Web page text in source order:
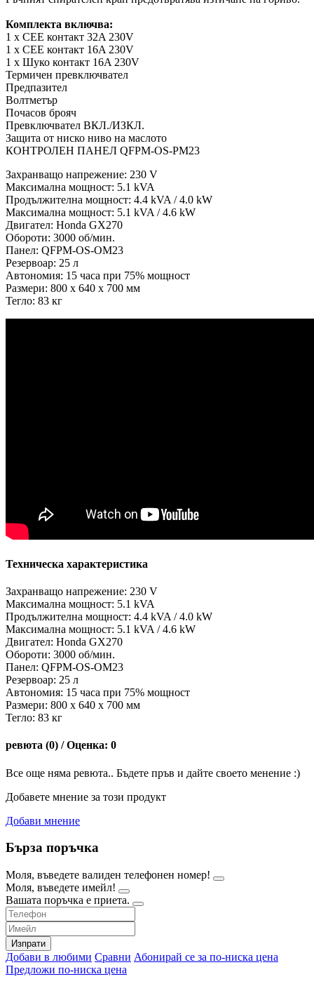
Комплекта включва:
1 x CEE контакт 32A 230V
1 x CEE контакт 16A 230V
1 x Шуко контакт 16A 230V
Термичен превключвател
Предпазител
Волтметър
Почасов брояч
Превключвател ВКЛ./ИЗКЛ.
Защита от ниско ниво на маслото
КОНТРОЛЕН ПАНЕЛ QFPM-OS-PM23
Захранващо напрежение: 230 V
Максимална мощност: 5.1 kVA
Продължителна мощност: 4.4 kVA / 4.0 kW
Максимална мощност: 5.1 kVA / 4.6 kW
Двигател: Honda GX270
Обороти: 3000 об/мин.
Панел: QFPM-OS-OM23
Резервоар: 25 л
Автономия: 15 часа при 75% мощност
Размери: 800 х 640 х 700 мм
Тегло: 83 кг
Техническа характеристика
Захранващо напрежение: 230 V
Максимална мощност: 5.1 kVA
Продължителна мощност: 4.4 kVA / 4.0 kW
Максимална мощност: 5.1 kVA / 4.6 kW
Двигател: Honda GX270
Обороти: 3000 об/мин.
Панел: QFPM-OS-OM23
Резервоар: 25 л
Автономия: 15 часа при 75% мощност
Размери: 800 х 640 х 700 мм
Тегло: 83 кг
ревюта (0) / Оценка: 0
Все още няма ревюта.. Бъдете пръв и дайте своето менение :)
Добавете мнение за този продукт
Добави мнение
Бърза поръчка
Моля, въведете валиден телефонен номер!
Моля, въведете имейл!
Вашата поръчка е приета.
Изпрати
Добави в любими Сравни Абонирай се за по-ниска цена
Предложи по-ниска цена